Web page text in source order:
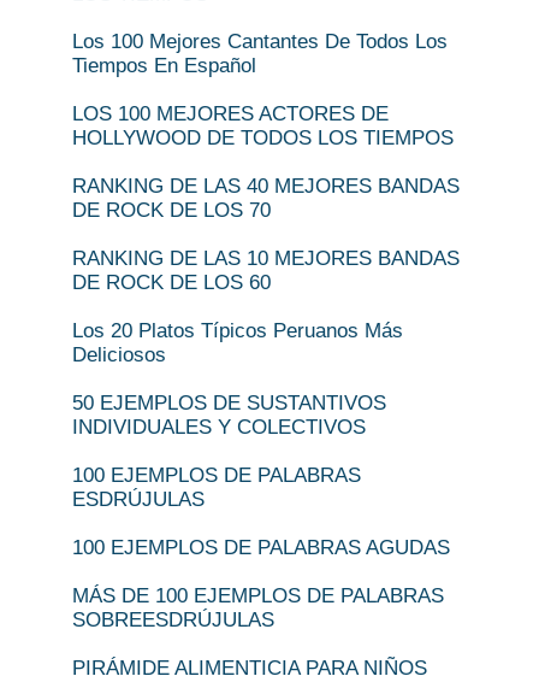
Los 100 Mejores Cantantes De Todos Los
Tiempos En Español
LOS 100 MEJORES ACTORES DE
HOLLYWOOD DE TODOS LOS TIEMPOS
RANKING DE LAS 40 MEJORES BANDAS
DE ROCK DE LOS 70
RANKING DE LAS 10 MEJORES BANDAS
DE ROCK DE LOS 60
Los 20 Platos Típicos Peruanos Más
Deliciosos
50 EJEMPLOS DE SUSTANTIVOS
INDIVIDUALES Y COLECTIVOS
100 EJEMPLOS DE PALABRAS
ESDRÚJULAS
100 EJEMPLOS DE PALABRAS AGUDAS
MÁS DE 100 EJEMPLOS DE PALABRAS
SOBREESDRÚJULAS
PIRÁMIDE ALIMENTICIA PARA NIÑOS